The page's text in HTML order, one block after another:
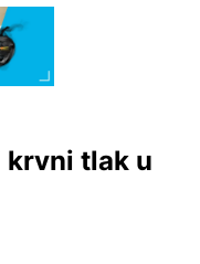
krvni tlak u